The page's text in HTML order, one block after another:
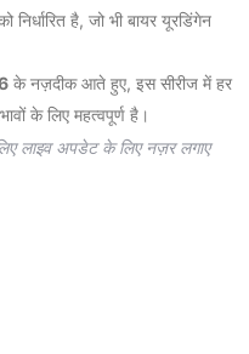
निर्धारित है, जो भी बायर यूरडिंगेन
के नज़दीक आते हुए, इस सीरीज में हर
के लिए महत्वपूर्ण है।
लाइव अपडेट के लिए नज़र लगाए